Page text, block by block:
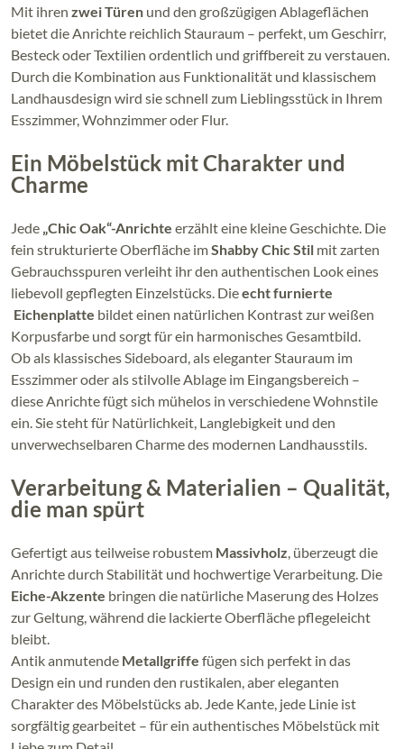
Mit ihren zwei Türen und den großzügigen Ablageflächen
bietet die Anrichte reichlich Stauraum – perfekt, um Geschirr,
Besteck oder Textilien ordentlich und griffbereit zu verstauen.
Durch die Kombination aus Funktionalität und klassischem
Landhausdesign wird sie schnell zum Lieblingsstück in Ihrem
Esszimmer, Wohnzimmer oder Flur.
Ein Möbelstück mit Charakter und
Charme
Jede „Chic Oak“-Anrichte erzählt eine kleine Geschichte. Die
fein strukturierte Oberfläche imShabby Chic Stil mit zarten
Gebrauchsspuren verleiht ihr den authentischen Look eines
liebevoll gepflegten Einzelstücks. Dieecht furnierte
Eichenplatte bildet einen natürlichen Kontrast zur weißen
Korpusfarbe und sorgt für ein harmonisches Gesamtbild.
Ob als klassisches Sideboard, als eleganter Stauraum im
Esszimmer oder als stilvolle Ablage im Eingangsbereich –
diese Anrichte fügt sich mühelos in verschiedene Wohnstile
ein. Sie steht für Natürlichkeit, Langlebigkeit und den
unverwechselbaren Charme des modernen Landhausstils.
Verarbeitung & Materialien – Qualität,
die man spürt
Gefertigt aus teilweise robustem Massivholz , überzeugt die
Anrichte durch Stabilität und hochwertige Verarbeitung. Die
Eiche-Akzente bringen die natürliche Maserung des Holzes
zur Geltung, während die lackierte Oberfläche pflegeleicht
bleibt.
Antik anmutende Metallgriffe fügen sich perfekt in das
Design ein und runden den rustikalen, aber eleganten
Charakter des Möbelstücks ab. Jede Kante, jede Linie ist
sorgfältig gearbeitet – für ein authentisches Möbelstück mit